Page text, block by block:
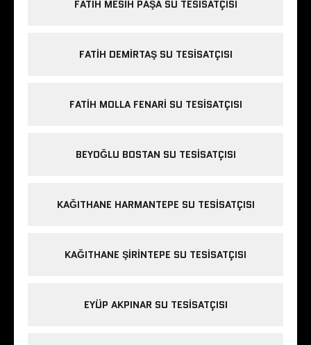
FATIH MESIH PAŞA SU TESISATÇISI
FATIH DEMIRTAŞ SU TESISATÇISI
FATIH MOLLA FENARI SU TESISATÇISI
BEYOĞLU BOSTAN SU TESISATÇISI
KAĞITHANE HARMANTEPE SU TESISATÇISI
KAĞITHANE ŞIRINTEPE SU TESISATÇISI
EYÜP AKPINAR SU TESISATÇISI